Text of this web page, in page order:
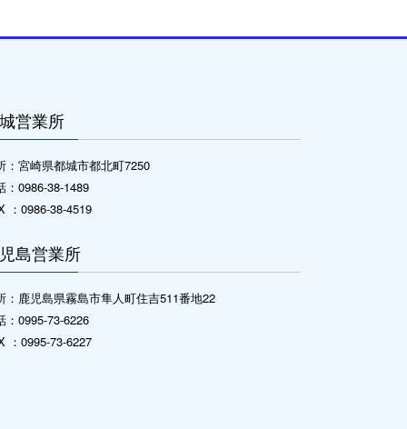
営業所
：宮崎県都城市都北町7250
：0986-38-1489
：0986-38-4519
島営業所
：鹿児島県霧島市隼人町住吉511番地22
：0995-73-6226
：0995-73-6227